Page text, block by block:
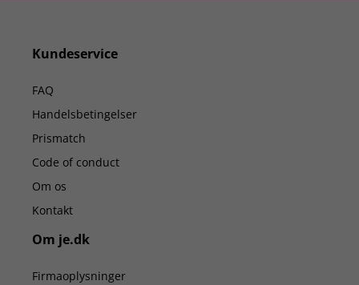
Kundeservice
FAQ
Handelsbetingelser
Prismatch
Code of conduct
Om os
Kontakt
Om je.dk
Firmaoplysninger